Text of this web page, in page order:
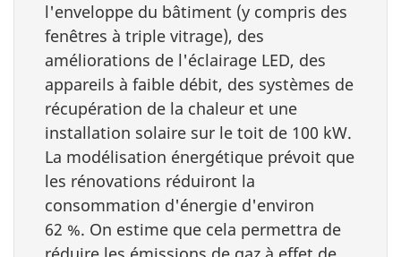
l'enveloppe du bâtiment (y compris des
fenêtres à triple vitrage), des
améliorations de l'éclairage LED, des
appareils à faible débit, des systèmes de
récupération de la chaleur et une
installation solaire sur le toit de 100 kW.
La modélisation énergétique prévoit que
les rénovations réduiront la
consommation d'énergie d'environ
62 %. On estime que cela permettra de